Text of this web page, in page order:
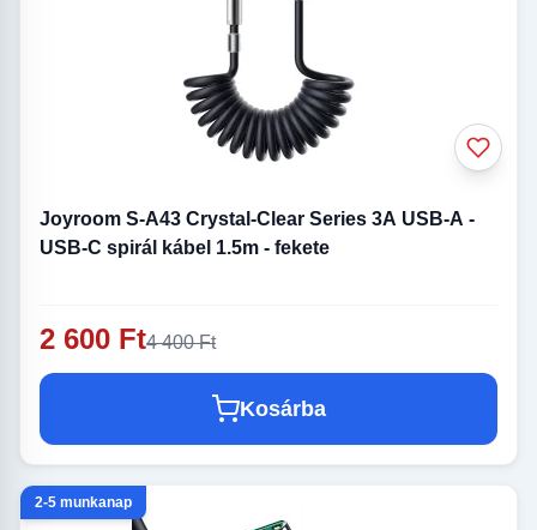
Joyroom S-A43 Crystal-Clear Series 3A USB-A -
USB-C spirál kábel 1.5m - fekete
2 600 Ft4 400 Ft
Kosárba
2-5 munkanap